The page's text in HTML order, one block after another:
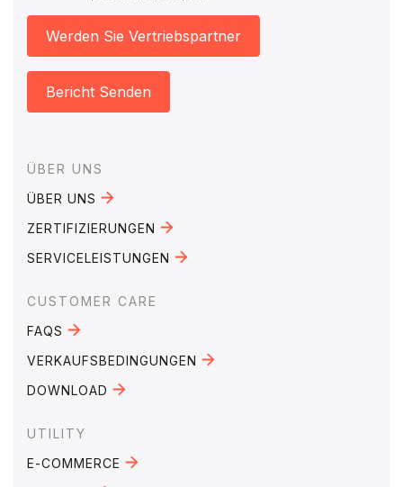
Werden Sie Vertriebspartner
Bericht Senden
Footer
ÜBER UNS
ÜBER UNS
ZERTIFIZIERUNGEN
SERVICELEISTUNGEN
CUSTOMER CARE
FAQS
VERKAUFSBEDINGUNGEN
DOWNLOAD
UTILITY
E-COMMERCE